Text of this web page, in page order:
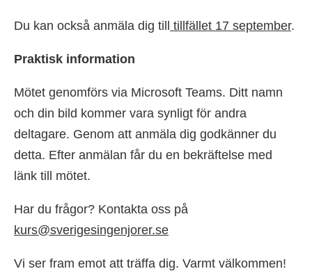
Du kan också anmäla dig till tillfället 17 september.
Praktisk information
Mötet genomförs via Microsoft Teams. Ditt namn
och din bild kommer vara synligt för andra
deltagare. Genom att anmäla dig godkänner du
detta. Efter anmälan får du en bekräftelse med
länk till mötet.
Har du frågor? Kontakta oss på
kurs@sverigesingenjorer.se
Vi ser fram emot att träffa dig. Varmt välkommen!